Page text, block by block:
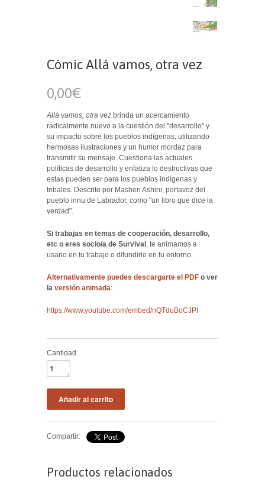
Cómic Allá vamos, otra vez
0,00€
Allá vamos, otra vez brinda un acercamiento
radicalmente nuevo a la cuestión del "desarrollo" y
su impacto sobre los pueblos indígenas, utilizando
hermosas ilustraciones y un humor mordaz para
transmitir su mensaje. Cuestiona las actuales
políticas de desarrollo y enfatiza lo destructivas que
estas pueden ser para los pueblos indígenas y
tribales. Descrito por Mashen Ashini, portavoz del
pueblo innu de Labrador, como "un libro que dice la
verdad".
Si trabajas en temas de cooperación, desarrollo,
etc o eres socio/a de Survival , te animamos a
usarlo en tu trabajo o difundirlo en tu entorno.
Alternativamente puedes descargarte el PDF o ver
la versión animada:
https://www.youtube.com/embed/nQTduBoCJPI
Cantidad
Compartir:
Productos relacionados